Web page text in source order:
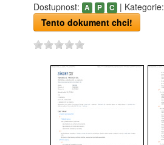
Dostupnost: A P C | Kategorie:
Tento dokument chci!